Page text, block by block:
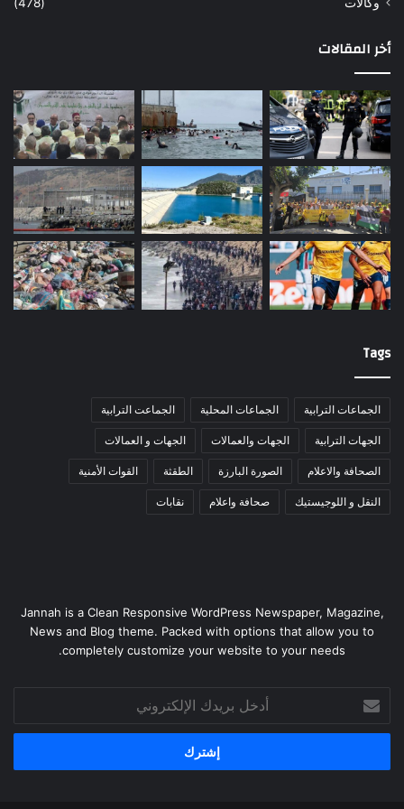
أخر المقالات
Tags
الجماعات الترابية الجماعات المحلية الجماعت الترابية
الجهات الترابية الجهات والعمالات الجهات و العمالات
الصحافة والاعلام الصورة البارزة الطقثة القوات الأمنية
النقل و اللوجيستيك صحافة واعلام نقابات
Jannah is a Clean Responsive WordPress Newspaper, Magazine,
News and Blog theme. Packed with options that allow you to
completely customize your website to your needs.
بريدك
الإلكتروني